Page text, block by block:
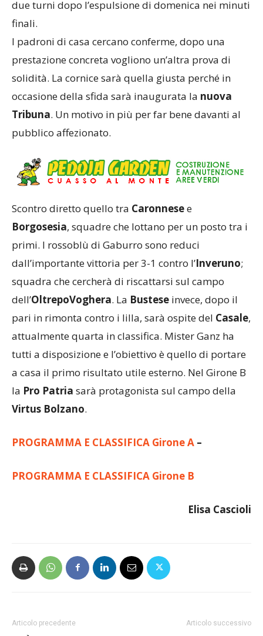
due turni dopo l’espulsione di domenica nei minuti
solidità. La cornice sarà quella giusta perché in
occasione della sfida sarà inaugurata la
. Un motivo in più per far bene davanti al
Scontro diretto quello tra Caronnese e
Borgosesia, squadre che lottano per un posto tra i
primi. I rossoblù di Gaburro sono reduci
dall’importante vittoria per 3-1 contro l’Inveruno
squadra che cercherà di riscattarsi sul campo
dell’ OltrepoVoghera. LaBusteseinvece, dopo il
pari in rimonta contro i lilla, sarà ospite delCasale
attualmente quarta in classifica. Mister Ganz ha
tutti a disposizione e l’obiettivo è quello di portare
a casa il primo risultato utile esterno. Nel Girone B
laPro Patriasarà protagonista sul campo della